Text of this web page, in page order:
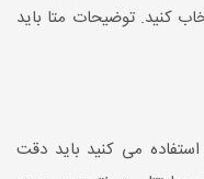
کنید. توضیحات متا باید
می کنید باید دقت